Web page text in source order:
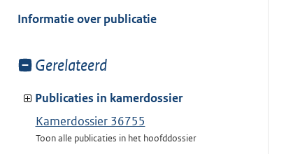
van:
Informatie over publicatie
Toon
van:
Gerelateerd
Publicaties in kamerdossier
Kamerdossier 36755
Toon alle publicaties in het hoofddossier